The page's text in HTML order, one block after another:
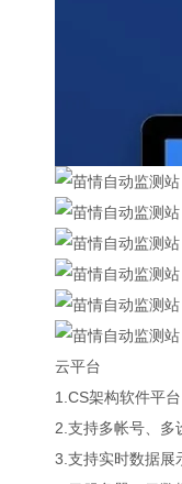
云平台
1.CS架构软件平
2.支持多帐号、多
3.支持实时数据展